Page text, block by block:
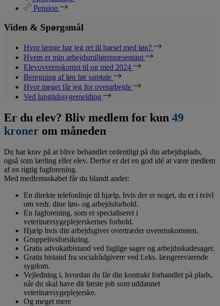
Pension
Viden & Spørgsmål
Hvor længe har jeg ret til barsel med løn?
Hvem er min arbejdsmiljørepræsentant
Elevoverenskomst til og med 2024
Beregning af løn før samtale
Hvor meget får jeg for overarbejde
Ved langtidssygemelding
Er du elev? Bliv medlem for kun 49
kroner om måneden
Du har krav på at blive behandlet ordentligt på din arbejdsplads,
også som lærling eller elev. Derfor er det en god idé at være medlem
af en rigtig fagforening.
Med medlemsskabet får du blandt andet:
En direkte telefonlinje til hjælp, hvis der er noget, du er i tvivl
om vedr. dine løn- og arbejdsforhold.
En fagforening, som er specialiseret i
veterinærsygeplejerskernes forhold.
Hjælp hvis din arbejdsgiver overtræder overenskomsten.
Gruppelivsforsikring.
Gratis advokatbistand ved faglige sager og arbejdsskadesager.
Gratis bistand fra socialrådgivere ved f.eks. længerevarende
sygdom.
Vejledning i, hvordan du får din kontrakt forhandlet på plads,
når du skal have dit første job som uddannet
veterinærsygeplejerske.
Og meget mere